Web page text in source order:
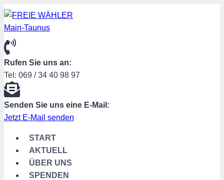
Zum
Rufen Sie uns an:
Tel: 069 / 34 40 98 97
Senden Sie uns eine E-Mail:
Jetzt E-Mail senden
START
AKTUELL
ÜBER UNS
SPENDEN